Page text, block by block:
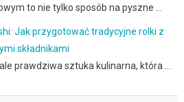
to nie tylko sposób na pyszne …
Jak przygotować tradycyjne rolki z
składnikami
prawdziwa sztuka kulinarna, która …